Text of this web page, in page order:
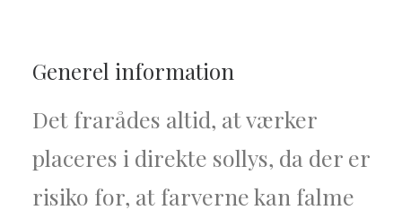
Generel information
Det frarådes altid, at værker
placeres i direkte sollys, da der er
risiko for, at farverne kan falme